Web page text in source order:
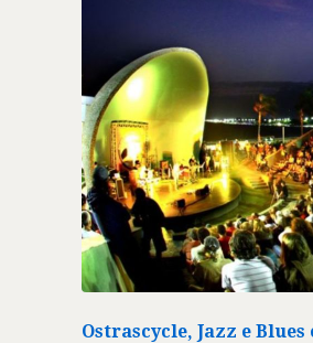
Ostrascycle, Jazz e Blues